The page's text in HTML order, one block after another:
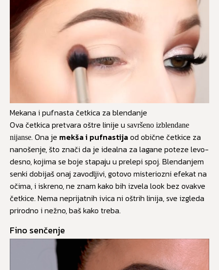
Mekana i pufnasta četkica za blendanje
Ova četkica pretvara oštre linije u savršeno izblendane
nijanse. Ona je mekša i pufnastijaod obične četkice za
nanošenje, što znači da je idealna za lagane poteze levo-
desno, kojima se boje stapaju u prelepi spoj. Blendanjem
senki dobijaš onaj zavodljivi, gotovo misteriozni efekat na
očima, i iskreno, ne znam kako bih izvela look bez ovakve
četkice. Nema neprijatnih ivica ni oštrih linija, sve izgleda
prirodno i nežno, baš kako treba.
Fino senčenje